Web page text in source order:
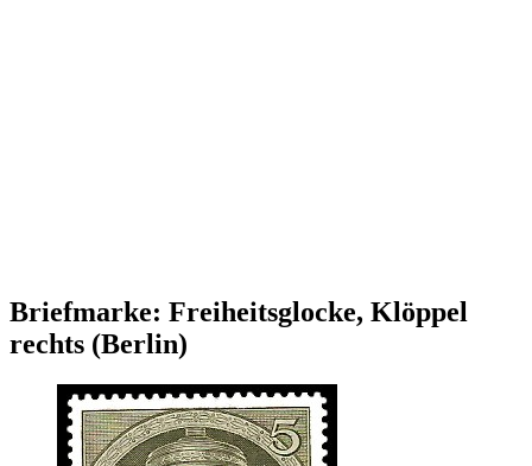
Briefmarke: Freiheitsglocke, Klöppel
rechts (Berlin)